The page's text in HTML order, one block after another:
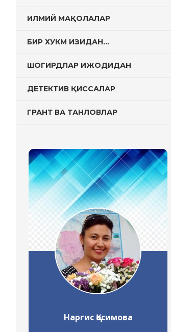
ИЛМИЙ МАҚОЛАЛАР
БИР ХУКМ ИЗИДАН…
ШОГИРДЛАР ИЖОДИДАН
ДЕТЕКТИВ ҚИССАЛАР
ГРАНТ ВА ТАНЛОВЛАР
Наргис Қосимова